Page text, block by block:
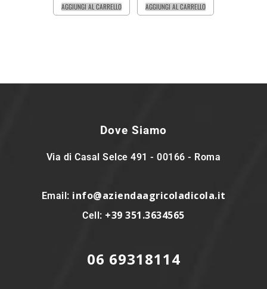
AGGIUNGI AL CARRELLO AGGIUNGI AL CARRELLO
Dove Siamo
Via di Casal Selce 491 - 00166 - Roma
Email: info@aziendaagricoladicola.it
Cell: +39 351.3634565
06 69318114